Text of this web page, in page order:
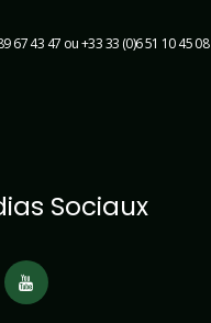
67 43 47 ou +33 33 (0)6 51 10 45 08
Sociaux